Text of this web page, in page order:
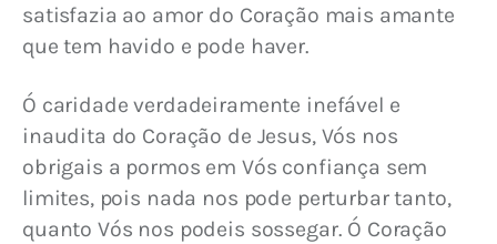
satisfazia ao amor do Coração mais amante
que tem havido e pode haver.
Ó caridade verdadeiramente inefável e
inaudita do Coração de Jesus, Vós nos
obrigais a pormos em Vós confiança sem
limites, pois nada nos pode perturbar tanto,
quanto Vós nos podeis sossegar. Ó Coração